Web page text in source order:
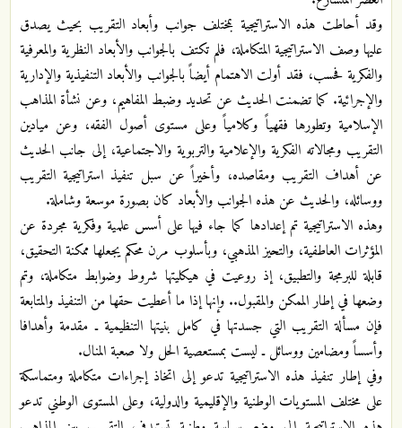
وقد أحاطت هذه الاستراتيجية بمختلف جوانب وأبعاد التقريب بحيث يصدق
عليها وصف الاستراتيجية المتكاملة، فلم تكتف بالجوانب والأبعاد النظرية والمعرفية
والفكرية فحسب، فقد أولت الاهتمام أيضاً بالجوانب والأبعاد التنفيذية والإدارية
والإجرائية. كما تضمنت الحديث عن تحديد وضبط المفاهيم، وعن نشأة المذاهب
الإسلامية وتطورها فقهياً وكلامياً وعلى مستوى أصول الفقه، وعن ميادين
التقريب ومجالاته الفكرية والإعلامية والتربوية والاجتماعية، إلى جانب الحديث
عن أهداف التقريب ومقاصده، وأخيراً عن سبل تنفيذ استراتيجية التقريب
ووسائله، والحديث عن هذه الجوانب والأبعاد كان بصورة موسعة وشاملة.
وهذه الاستراتيجية تم إعدادها كما جاء فيها على أسس علمية وفكرية مجردة عن
المؤثرات العاطفية، والتحيز المذهبي، وبأسلوب مرن محكم يجعلها ممكنة التحقيق،
قابلة للبرمجة والتطبيق، إذ روعيت في هيكليتها شروط وضوابط متكاملة، وتم
وضعها في إطار الممكن والمقبول.. وإنها إذا ما أعطيت حقها من التنفيذ والمتابعة
فإن مسألة التقريب التي جسدتها في كامل بنيتها التنظيمية ـ مقدمة وأهدافا
وأسساً ومضامين ووسائل ـ ليست بمستعصية الحل ولا صعبة المنال.
وفي إطار تنفيذ هذه الاستراتيجية تدعو إلى اتخاذ إجراءات متكاملة ومتماسكة
على مختلف المستويات الوطنية والإقليمية والدولية، وعلى المستوى الوطني تدعو